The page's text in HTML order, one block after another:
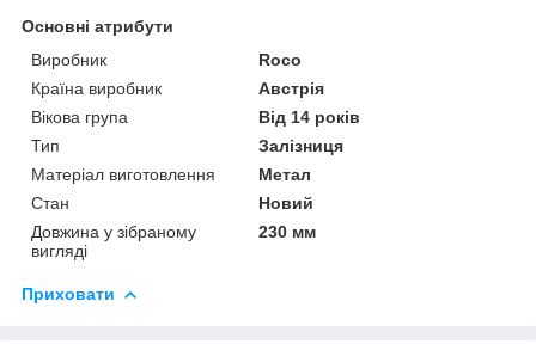
Основні атрибути
Виробник
Roco
Країна виробник
Австрія
Вікова група
Від 14 років
Тип
Залізниця
Матеріал виготовлення
Метал
Стан
Новий
Довжина у зібраному
вигляді
230 мм
Приховати